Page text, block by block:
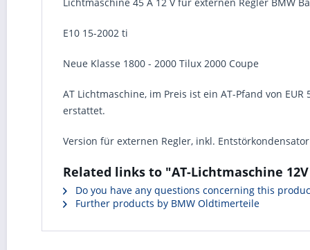
E10 15-2002 ti
Neue Klasse 1800 - 2000 Tilux 2000 Coupe
AT Lichtmaschine, im Preis ist ein AT-Pfand von
erstattet.
Version für externen Regler, inkl.
Related links to "AT-Lichtmaschine
Do you have any questions concerning this
Further products by BMW Oldtimerteile